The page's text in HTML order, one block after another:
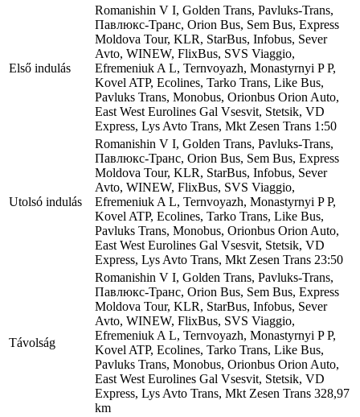
Első indulás
Romanishin V I, Golden Trans, Pavluks-Trans,
Павлюкс-Транс, Orion Bus, Sem Bus, Express
Moldova Tour, KLR, StarBus, Infobus, Sever
Avto, WINEW, FlixBus, SVS Viaggio,
Efremeniuk A L, Ternvoyazh, Monastyrnyi P P,
Kovel ATP, Ecolines, Tarko Trans, Like Bus,
Pavluks Trans, Monobus, Orionbus Orion Auto,
East West Eurolines Gal Vsesvіt, Stetsik, VD
Express, Lys Avto Trans, Mkt Zesen Trans 1:50
Utolsó indulás
Romanishin V I, Golden Trans, Pavluks-Trans,
Павлюкс-Транс, Orion Bus, Sem Bus, Express
Moldova Tour, KLR, StarBus, Infobus, Sever
Avto, WINEW, FlixBus, SVS Viaggio,
Efremeniuk A L, Ternvoyazh, Monastyrnyi P P,
Kovel ATP, Ecolines, Tarko Trans, Like Bus,
Pavluks Trans, Monobus, Orionbus Orion Auto,
East West Eurolines Gal Vsesvіt, Stetsik, VD
Express, Lys Avto Trans, Mkt Zesen Trans 23:50
Távolság
Romanishin V I, Golden Trans, Pavluks-Trans,
Павлюкс-Транс, Orion Bus, Sem Bus, Express
Moldova Tour, KLR, StarBus, Infobus, Sever
Avto, WINEW, FlixBus, SVS Viaggio,
Efremeniuk A L, Ternvoyazh, Monastyrnyi P P,
Kovel ATP, Ecolines, Tarko Trans, Like Bus,
Pavluks Trans, Monobus, Orionbus Orion Auto,
East West Eurolines Gal Vsesvіt, Stetsik, VD
Express, Lys Avto Trans, Mkt Zesen Trans 328,97
km